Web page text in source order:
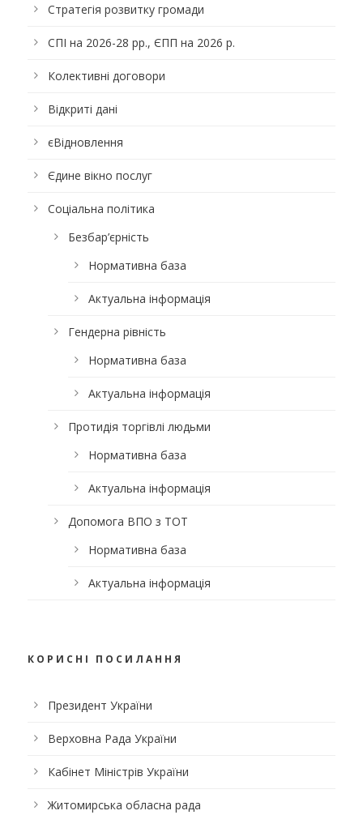
Стратегія розвитку громади
СПІ на 2026-28 рр., ЄПП на 2026 р.
Колективні договори
Відкриті дані
єВідновлення
Єдине вікно послуг
Соціальна політика
Безбар’єрність
Нормативна база
Актуальна інформація
Гендерна рівність
Нормативна база
Актуальна інформація
Протидія торгівлі людьми
Нормативна база
Актуальна інформація
Допомога ВПО з ТОТ
Нормативна база
Актуальна інформація
КОРИСНІ ПОСИЛАННЯ
Президент України
Верховна Рада України
Кабінет Міністрів України
Житомирська обласна рада